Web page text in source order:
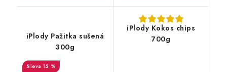
iPlody Pažitka sušená
300g
15 %
iPlody Kokos chips
700g